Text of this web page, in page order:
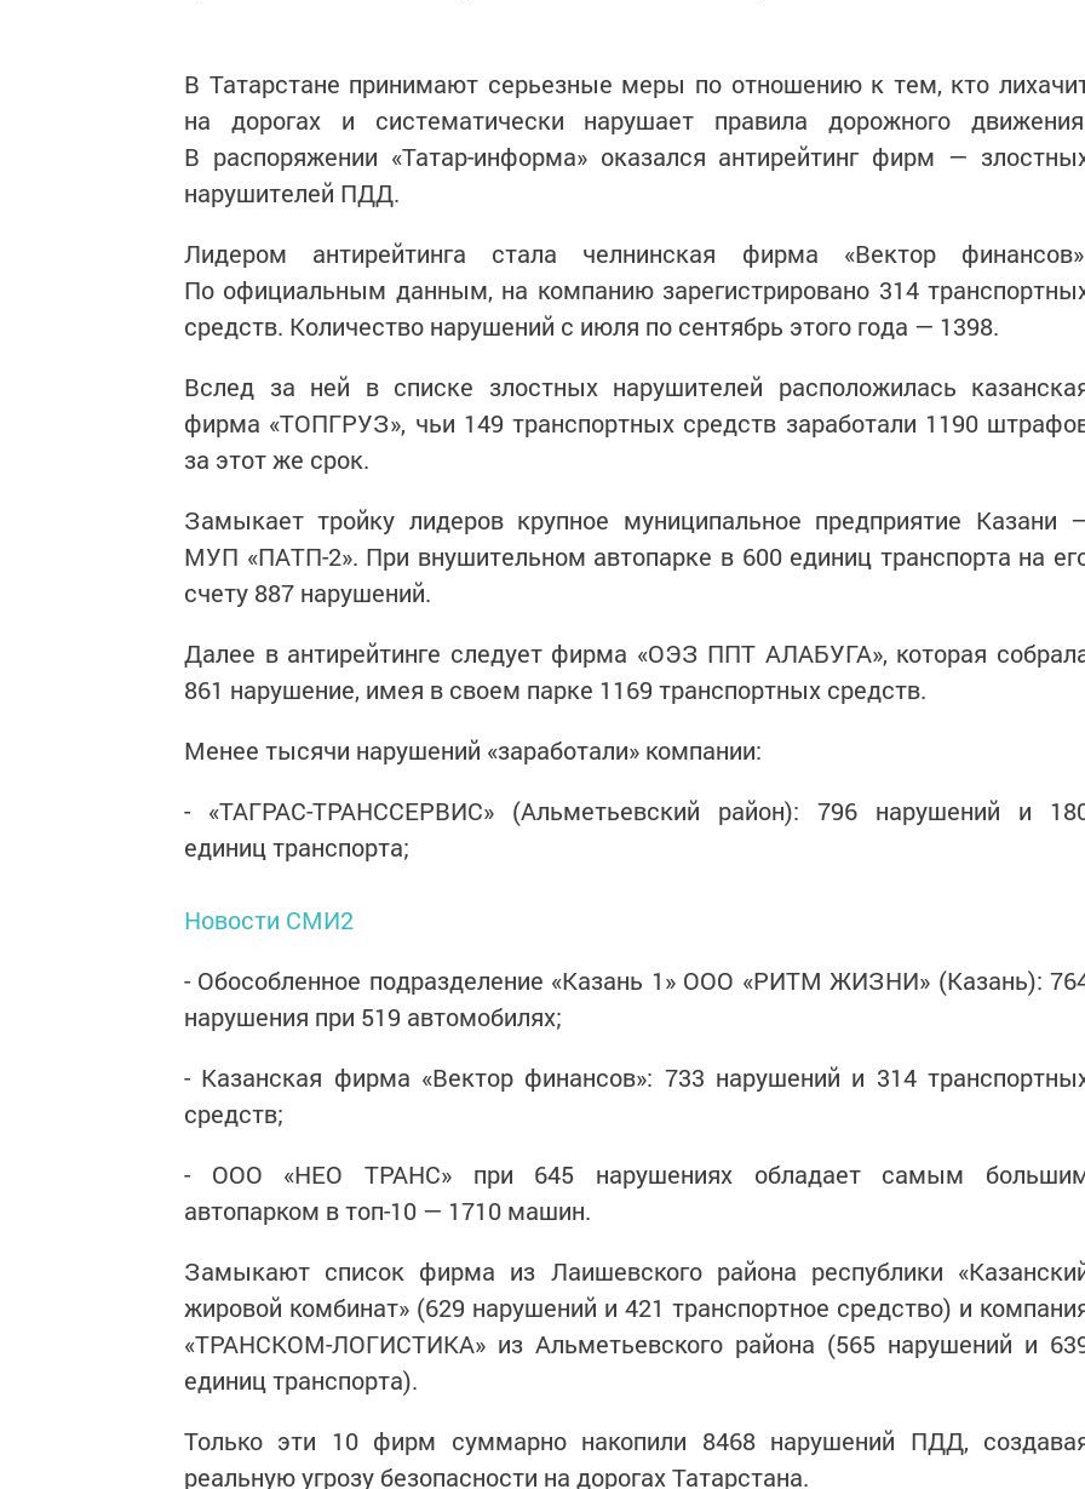
В Татарстане принимают серьезные меры по отношению к тем, кто
на дорогах и систематически нарушает правила дорожного
В распоряжении «Татар-информа» оказался антирейтинг фирм —
нарушителей ПДД.
Лидером антирейтинга стала челнинская фирма «Вектор
По официальным данным, на компанию зарегистрировано 314
средств. Количество нарушений с июля по сентябрь этого года — 1398.
Вслед за ней в списке злостных нарушителей расположилась
фирма «ТОПГРУЗ», чьи 149 транспортных средств заработали 1190
за этот же срок.
Замыкает тройку лидеров крупное муниципальное предприятие Казани
МУП «ПАТП-2». При внушительном автопарке в 600 единиц транспорта на
счету 887 нарушений.
Далее в антирейтинге следует фирма «ОЭЗ ППТ АЛАБУГА», которая
861 нарушение, имея в своем парке 1169 транспортных средств.
Менее тысячи нарушений «заработали» компании:
- «ТАГРАС-ТРАНССЕРВИС» (Альметьевский район): 796 нарушений и
единиц транспорта;
Новости СМИ2
- Обособленное подразделение «Казань 1» ООО «РИТМ ЖИЗНИ» (Казань):
нарушения при 519 автомобилях;
- Казанская фирма «Вектор финансов»: 733 нарушений и 314
средств;
- ООО «НЕО ТРАНС» при 645 нарушениях обладает самым
автопарком в топ-10 — 1710 машин.
Замыкают список фирма из Лаишевского района республики
жировой комбинат» (629 нарушений и 421 транспортное средство) и
«ТРАНСКОМ-ЛОГИСТИКА» из Альметьевского района (565 нарушений и
единиц транспорта).
Только эти 10 фирм суммарно накопили 8468 нарушений ПДД,
реальную угрозу безопасности на дорогах Татарстана.